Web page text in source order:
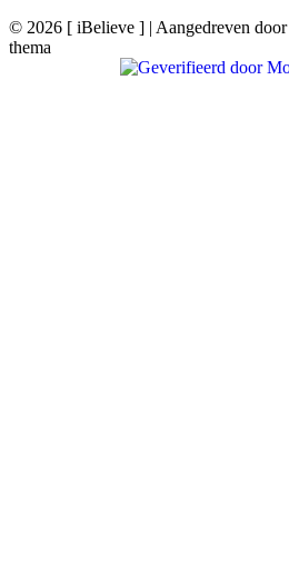
© 2026 [ iBelieve ] | Aangedreven door
thema